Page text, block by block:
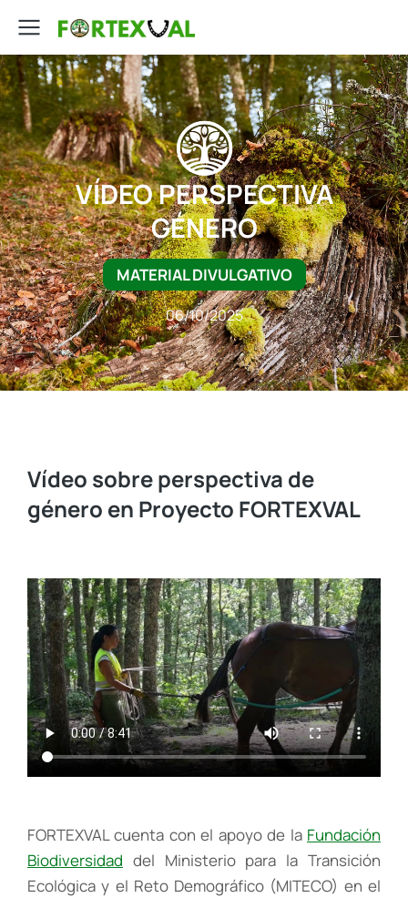
VÍDEO PERSPECTIVA
GÉNERO
MATERIAL DIVULGATIVO
06/10/2025
Vídeo sobre perspectiva de
género en Proyecto FORTEXVAL
FORTEXVAL cuenta con el apoyo de la Fundación
Biodiversidad del Ministerio para la Transición
Ecológica y el Reto Demográfico (MITECO) en el